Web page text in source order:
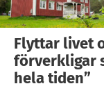
Flyttar livet
förverkligar
hela tiden”